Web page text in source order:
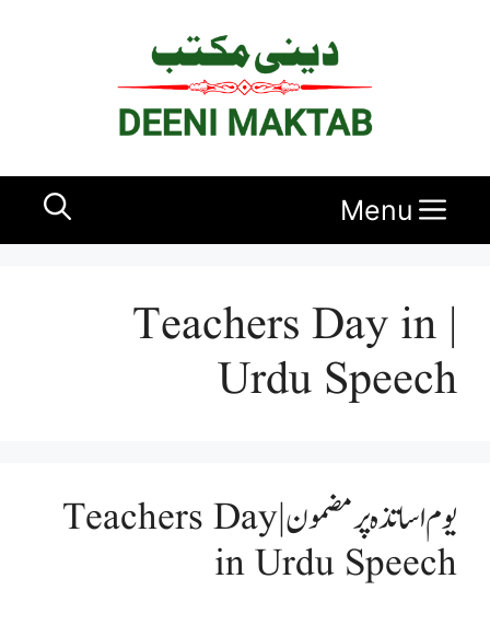
Menu
| Teachers Day in
Urdu Speech
یوم اساتذہ پر مضمون | Teachers Day
in Urdu Speech